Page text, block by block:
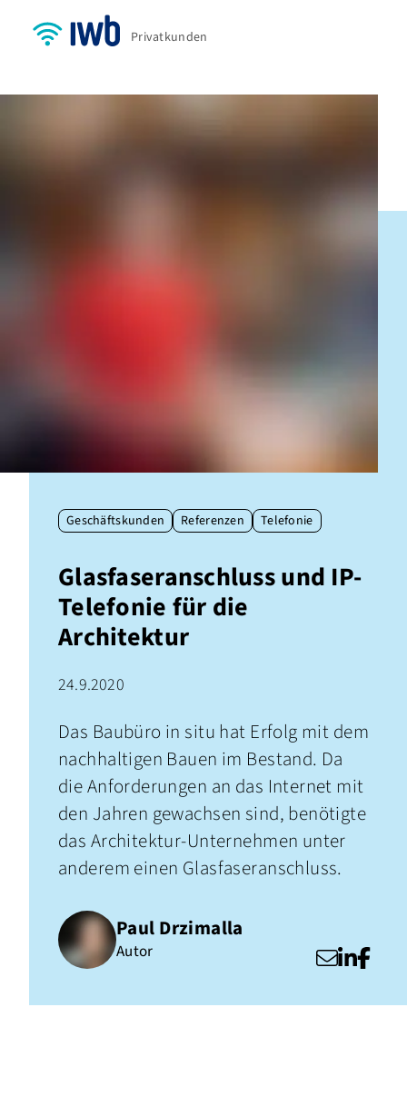
Privatkunden
Geschäftskunden Referenzen Telefonie
Glasfaseranschluss und IP-
Telefonie für die
Architektur
24.9.2020
Das Baubüro in situ hat Erfolg mit dem
nachhaltigen Bauen im Bestand. Da
die Anforderungen an das Internet mit
den Jahren gewachsen sind, benötigte
das Architektur-Unternehmen unter
anderem einen Glasfaseranschluss.
Paul Drzimalla
Autor